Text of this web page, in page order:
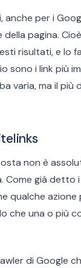
per i
pagina.
risultati, e lo
sono i link più
varia, ma il
non è
già detto
qualche
che una o più
di Google